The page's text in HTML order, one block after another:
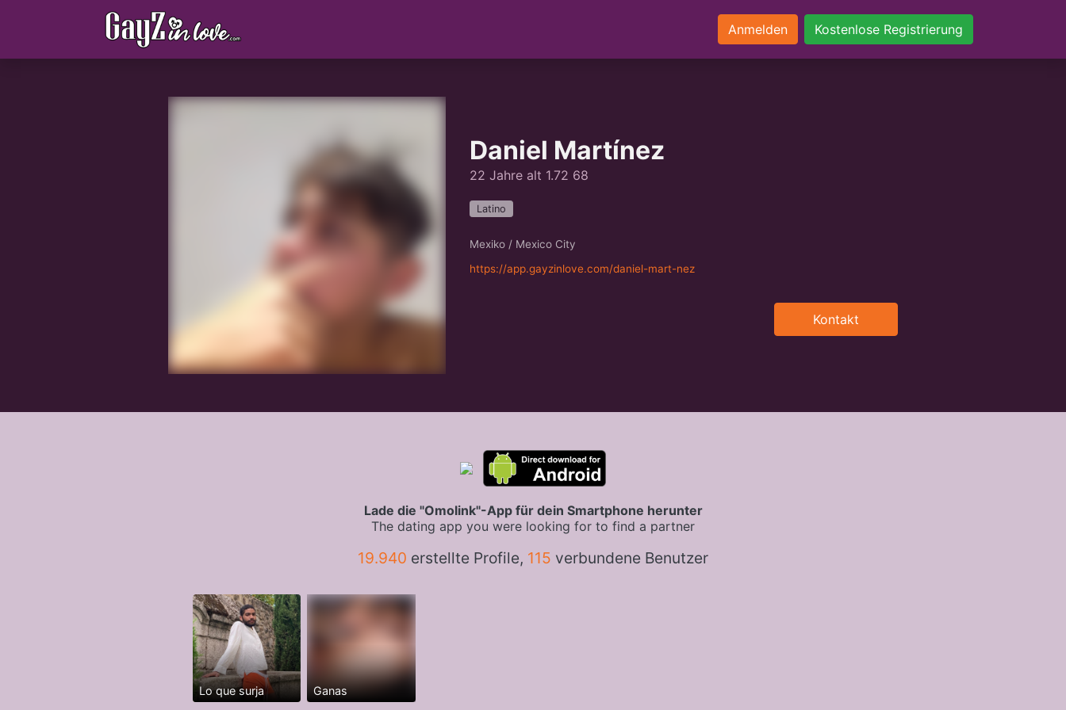
Anmelden Kostenlose Registrierung
Daniel Martínez
22 Jahre alt 1.72 68
Latino
Mexiko / Mexico City
https://app.gayzinlove.com/daniel-mart-nez
Kontakt
Lade die "Omolink"-App für dein Smartphone herunter
The dating app you were looking for to find a partner
19.940 erstellte Profile, 115 verbundene Benutzer
Lo que surja Ganas